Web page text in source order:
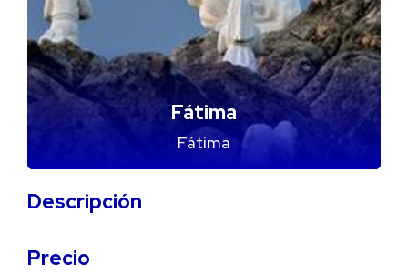
Fátima
Fátima
Descripción
Precio